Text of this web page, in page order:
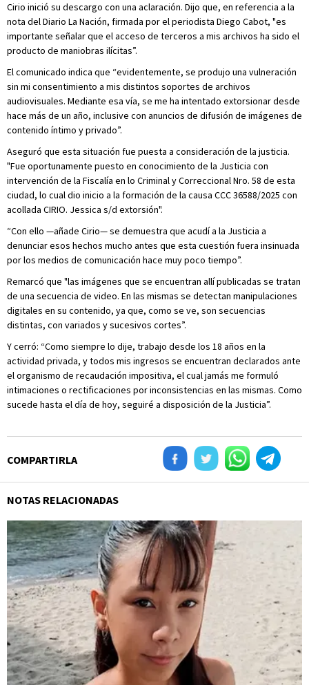
Cirio inició su descargo con una aclaración. Dijo que, en referencia a la
nota del Diario La Nación, firmada por el periodista Diego Cabot, "es
importante señalar que el acceso de terceros a mis archivos ha sido el
producto de maniobras ilícitas”.
El comunicado indica que “evidentemente, se produjo una vulneración
sin mi consentimiento a mis distintos soportes de archivos
audiovisuales. Mediante esa vía, se me ha intentado extorsionar desde
hace más de un año, inclusive con anuncios de difusión de imágenes de
contenido íntimo y privado”.
Aseguró que esta situación fue puesta a consideración de la justicia.
"Fue oportunamente puesto en conocimiento de la Justicia con
intervención de la Fiscalía en lo Criminal y Correccional Nro. 58 de esta
ciudad, lo cual dio inicio a la formación de la causa CCC 36588/2025 con
acollada CIRIO. Jessica s/d extorsión".
“Con ello —añade Cirio— se demuestra que acudí a la Justicia a
denunciar esos hechos mucho antes que esta cuestión fuera insinuada
por los medios de comunicación hace muy poco tiempo”.
Remarcó que "las imágenes que se encuentran allí publicadas se tratan
de una secuencia de video. En las mismas se detectan manipulaciones
digitales en su contenido, ya que, como se ve, son secuencias
distintas, con variados y sucesivos cortes”.
Y cerró: “Como siempre lo dije, trabajo desde los 18 años en la
actividad privada, y todos mis ingresos se encuentran declarados ante
el organismo de recaudación impositiva, el cual jamás me formuló
intimaciones o rectificaciones por inconsistencias en las mismas. Como
sucede hasta el día de hoy, seguiré a disposición de la Justicia”.
COMPARTIRLA
NOTAS RELACIONADAS